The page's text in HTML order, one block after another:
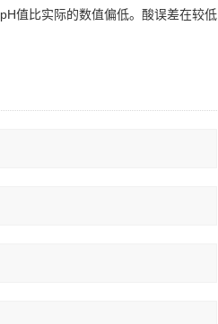
pH值比实际的数值偏低。酸误差在较低